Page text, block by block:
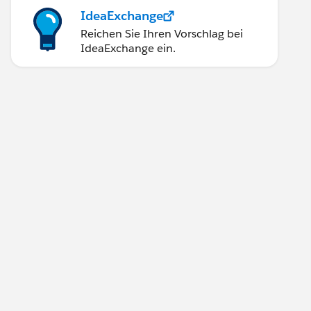
IdeaExchange
Reichen Sie Ihren Vorschlag bei
IdeaExchange ein.